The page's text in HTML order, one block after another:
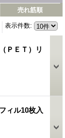
売れ筋順
表示件数:
ＰＥＴ）リ
ィル10枚入